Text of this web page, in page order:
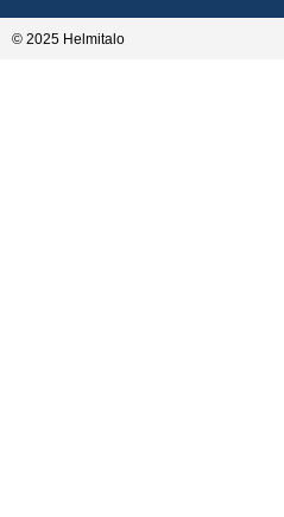
© 2025 Helmitalo